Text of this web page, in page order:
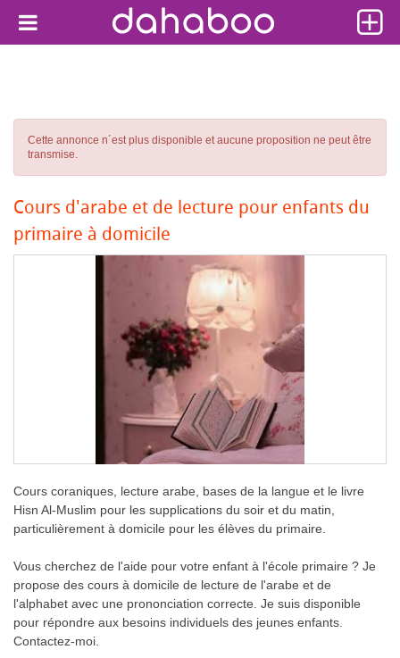
Cette annonce n´est plus disponible et aucune proposition ne peut être
transmise.
Cours d'arabe et de lecture pour enfants du
primaire à domicile
Cours coraniques, lecture arabe, bases de la langue et le livre
Hisn Al-Muslim pour les supplications du soir et du matin,
particulièrement à domicile pour les élèves du primaire.
Vous cherchez de l'aide pour votre enfant à l'école primaire ? Je
propose des cours à domicile de lecture de l'arabe et de
l'alphabet avec une prononciation correcte. Je suis disponible
pour répondre aux besoins individuels des jeunes enfants.
Contactez-moi.